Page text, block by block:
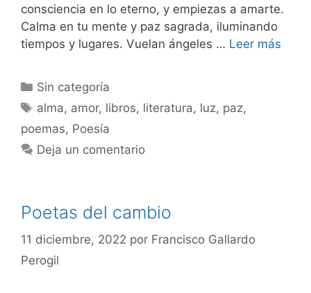
consciencia en lo eterno, y empiezas a amarte.
Calma en tu mente y paz sagrada, iluminando
tiempos y lugares. Vuelan ángeles … Leer más
Sin categoría
alma, amor, libros, literatura, luz, paz,
poemas, Poesía
Deja un comentario
Poetas del cambio
11 diciembre, 2022 por Francisco Gallardo
Perogil